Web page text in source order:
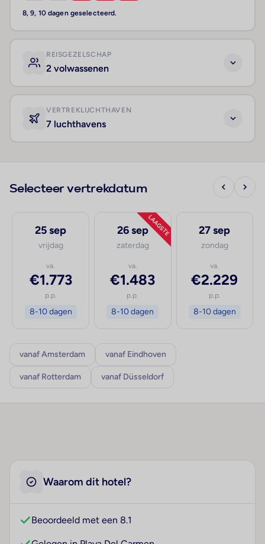
8, 9, 10 dagen geselecteerd.
REISGEZELSCHAP
2 volwassenen
VERTREKLUCHTHAVEN
7 luchthavens
Selecteer vertrekdatum
25 sep
vrijdag
va.
€1.773
p.p.
8-10 dagen
LAAGSTE
26 sep
zaterdag
va.
€1.483
p.p.
8-10 dagen
27 sep
zondag
va.
€2.229
p.p.
8-10 dagen
vanaf Amsterdam vanaf Eindhoven
vanaf Rotterdam vanaf Düsseldorf
Waarom dit hotel?
Beoordeeld met een 8.1